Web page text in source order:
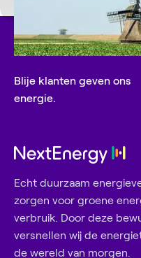
Blije klanten geven ons
energie.
Echt duurzaam
zorgen voor groene
verbruik. Door deze
versnellen wij de
de wereld van morgen.